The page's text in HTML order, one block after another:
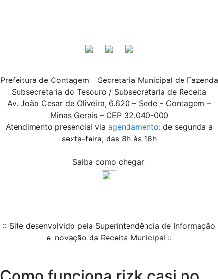
Prefeitura de Contagem – Secretaria Municipal de Fazenda
Subsecretaria do Tesouro / Subsecretaria de Receita
Av. João Cesar de Oliveira, 6.620 – Sede – Contagem –
Minas Gerais – CEP 32.040-000
Atendimento presencial via agendamento: de segunda a
sexta-feira, das 8h às 16h
Saiba como chegar:
:: Site desenvolvido pela Superintendência de Informação
e Inovação da Receita Municipal ::